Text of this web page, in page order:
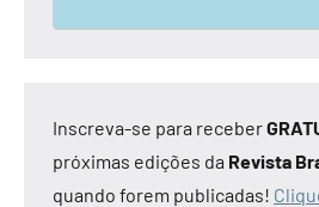
Inscreva-se para receber
próximas edições da Revista
quando forem publicadas!